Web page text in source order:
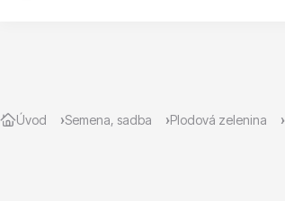
Zlevněné
Úvod Semena, sadba Plodová zelenina